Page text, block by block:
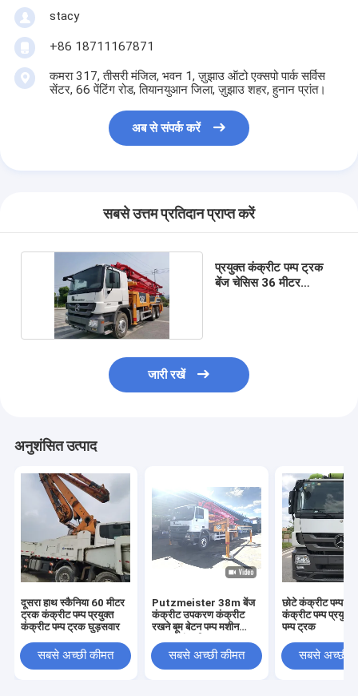
stacy
+86 18711167871
कमरा 317, तीसरी मंजिल, भवन 1, ज़ुझाउ ऑटो एक्सपो पार्क सर्विस
सेंटर, 66 पेंटिंग रोड, तियानयुआन जिला, ज़ुझाउ शहर, हुनान प्रांत।
अब से संपर्क करें
सबसे उत्तम प्रतिदान प्राप्त करें
प्रयुक्त कंक्रीट पम्प ट्रक
बेंज चेसिस 36 मीटर
जारी रखें
अनुशंसित उत्पाद
दूसरा हाथ स्कैनिया 60 मीटर
ट्रक कंक्रीट पम्प प्रयुक्त
कंक्रीट पम्प ट्रक घुड़सवार
सबसे अच्छी कीमत
Putzmeister 38m बेंज
कंक्रीट उपकरण कंक्रीट
रखने बूम बेटन पम्प मशीन
सबसे अच्छी कीमत
छोटे कंक्रीट पम्प
कंक्रीट पम्प
पम्प ट्रक
सबसे अच्छी